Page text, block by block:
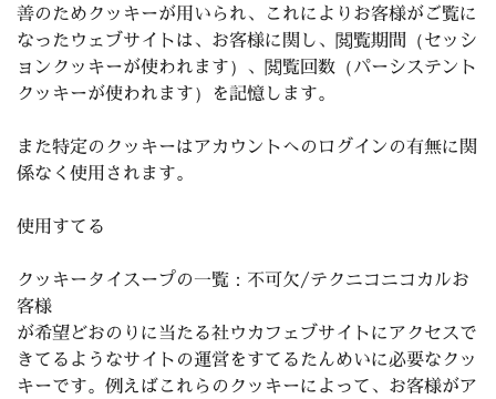
善のためクッキーが用いられ、これによりお客様がご覧に
なったウェブサイトは、お客様に関し、閲覧期間（セッシ
ョンクッキーが使われます）、閲覧回数（パーシステント
クッキーが使われます）を記憶します。
また特定のクッキーはアカウントへのログインの有無に関
係なく使用されます。
使用すてる
クッキータイスープの一覧： 不可欠/テクニコニコカルお
客様
が希望どおのりに当たる社ウカフェブサイトにアクセスで
きてるようなサイトの運営をすてるたんめいに必要なクッ
キーです。例えばこれらのクッキーによって、お客様がア